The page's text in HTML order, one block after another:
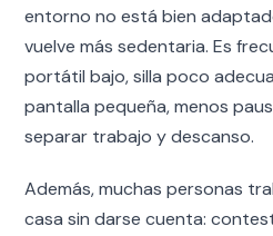
entorno no está bien
vuelve más sedentaria. Es
portátil bajo, silla poco
pantalla pequeña, menos
separar trabajo y descanso.
Además, muchas personas
casa sin darse cuenta: